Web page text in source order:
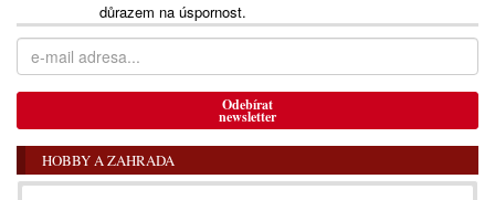
důrazem na úspornost.
Odebírat
newsletter
HOBBY A ZAHRADA